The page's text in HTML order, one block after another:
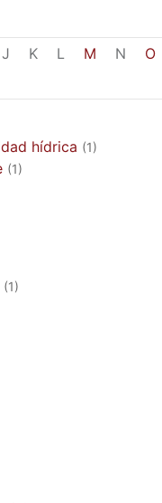
J K L M N O
hídrica (1)
(1)
(1)